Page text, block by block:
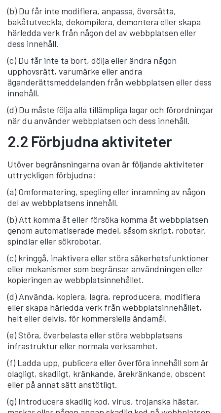
(b) Du får inte modifiera, anpassa, översätta,
bakåtutveckla, dekompilera, demontera eller skapa
härledda verk från någon del av webbplatsen eller
dess innehåll.
(c) Du får inte ta bort, dölja eller ändra någon
upphovsrätt, varumärke eller andra
äganderättsmeddelanden från webbplatsen eller dess
innehåll.
(d) Du måste följa alla tillämpliga lagar och förordningar
när du använder webbplatsen och dess innehåll.
2.2 Förbjudna aktiviteter
Utöver begränsningarna ovan är följande aktiviteter
uttryckligen förbjudna:
(a) Omformatering, spegling eller inramning av någon
del av webbplatsens innehåll.
(b) Att komma åt eller försöka komma åt webbplatsen
genom automatiserade medel, såsom skript, robotar,
spindlar eller sökrobotar.
(c) kringgå, inaktivera eller störa säkerhetsfunktioner
eller mekanismer som begränsar användningen eller
kopieringen av webbplatsinnehållet.
(d) Använda, kopiera, lagra, reproducera, modifiera
eller skapa härledda verk från webbplatsinnehållet,
helt eller delvis, för kommersiella ändamål.
(e) Störa, överbelasta eller störa webbplatsens
infrastruktur eller normala verksamhet.
(f) Ladda upp, publicera eller överföra innehåll som är
olagligt, skadligt, kränkande, ärekränkande, obscent
eller på annat sätt anstötligt.
(g) Introducera skadlig kod, virus, trojanska hästar,